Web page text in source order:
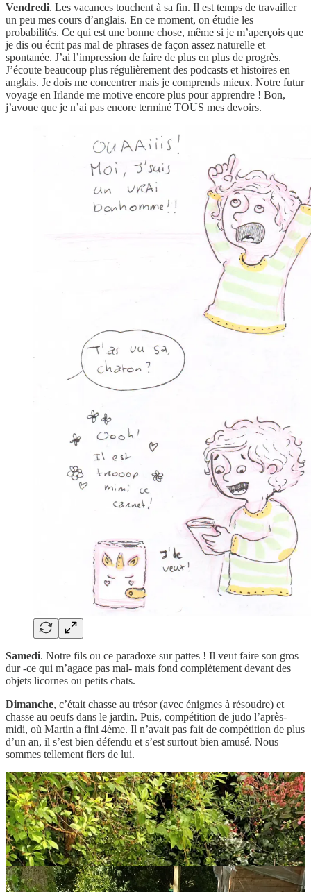
Vendredi. Les vacances touchent à sa fin. Il est temps de travailler
un peu mes cours d’anglais. En ce moment, on étudie les
probabilités. Ce qui est une bonne chose, même si je m’aperçois que
je dis ou écrit pas mal de phrases de façon assez naturelle et
spontanée. J’ai l’impression de faire de plus en plus de progrès.
J’écoute beaucoup plus régulièrement des podcasts et histoires en
anglais. Je dois me concentrer mais je comprends mieux. Notre futur
voyage en Irlande me motive encore plus pour apprendre ! Bon,
j’avoue que je n’ai pas encore terminé TOUS mes devoirs.
Samedi. Notre fils ou ce paradoxe sur pattes ! Il veut faire son gros
dur -ce qui m’agace pas mal- mais fond complètement devant des
objets licornes ou petits chats.
Dimanche, c’était chasse au trésor (avec énigmes à résoudre) et
chasse au oeufs dans le jardin. Puis, compétition de judo l’après-
midi, où Martin a fini 4ème. Il n’avait pas fait de compétition de plus
d’un an, il s’est bien défendu et s’est surtout bien amusé. Nous
sommes tellement fiers de lui.